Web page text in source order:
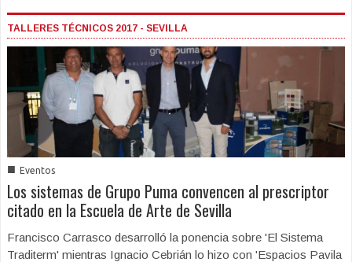
TALLERES TÉCNICOS 2017 - SEVILLA
■ Eventos
Los sistemas de Grupo Puma convencen al prescriptor
citado en la Escuela de Arte de Sevilla
Francisco Carrasco desarrolló la ponencia sobre 'El Sistema
Traditerm' mientras Ignacio Cebrián lo hizo con 'Espacios Pavila